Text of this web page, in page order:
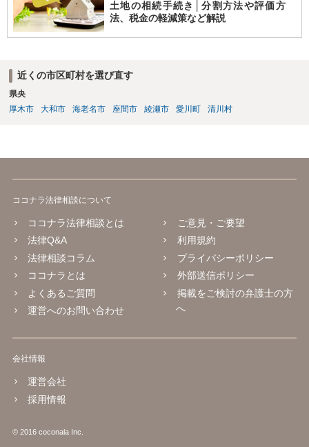
土地の相続手続き│分割方法や評価方
法、税金の軽減策など解説
近くの市区町村を選び直す
県央
厚木市
大和市 海老名市 座間市 綾瀬市 愛川町 清川村
ココナラ法律相談について
ココナラ法律相談とは
法律Q&A
法律相談コラム
ココナラとは
よくあるご質問
運営へのお問い合わせ
ご意見・ご要望
利用規約
プライバシーポリシー
外部送信ポリシー
掲載をご検討の弁護士の方
へ
会社情報
運営会社
採用情報
© 2016 coconala Inc.